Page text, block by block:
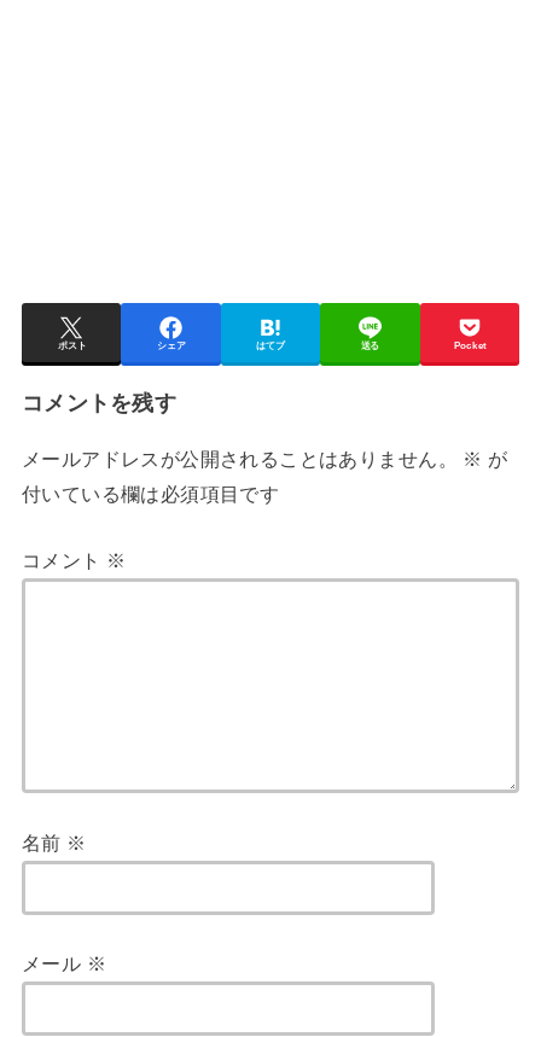
ポスト シェア はてブ 送る Pocket
コメントを残す
メールアドレスが公開されることはありません。 ※ が
付いている欄は必須項目です
コメント ※
名前 ※
メール ※